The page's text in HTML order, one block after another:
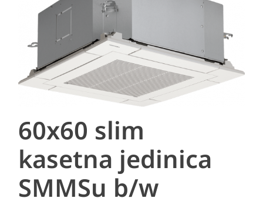
60x60 slim
kasetna jedinica
SMMSu b/w